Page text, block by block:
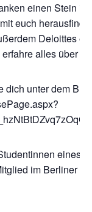
einen Stein
euch
Deloittes
alles über
unter dem
eines
im Berliner